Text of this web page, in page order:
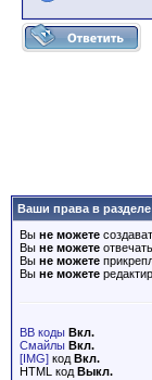
Ваши права в разделе
Вы не можете
Вы не можете
Вы не можете
Вы не можете
BB коды Вкл.
Смайлы Вкл.
[IMG] код Вкл.
HTML код Выкл.